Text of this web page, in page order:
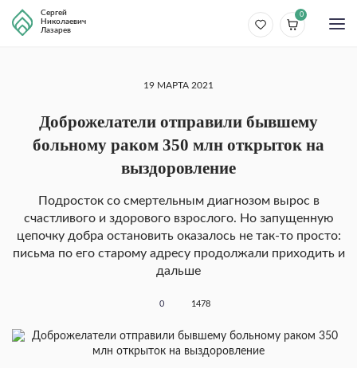
Сергей
Николаевич
Лазарев
0
19 МАРТА 2021
Доброжелатели отправили бывшему
больному раком 350 млн открыток на
выздоровление
Подросток со смертельным диагнозом вырос в
счастливого и здорового взрослого. Но запущенную
цепочку добра остановить оказалось не так-то просто:
письма по его старому адресу продолжали приходить и
дальше
0 1478